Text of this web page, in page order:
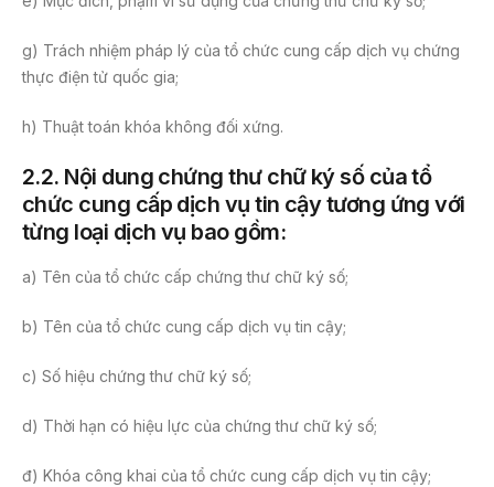
g) Trách nhiệm pháp lý của tổ chức cung cấp dịch vụ chứng
thực điện tử quốc gia;
h) Thuật toán khóa không đối xứng.
2.2. Nội dung chứng thư chữ ký số của tổ
chức cung cấp dịch vụ tin cậy tương ứng với
từng loại dịch vụ bao gồm:
a) Tên của tổ chức cấp chứng thư chữ ký số;
b) Tên của tổ chức cung cấp dịch vụ tin cậy;
c) Số hiệu chứng thư chữ ký số;
d) Thời hạn có hiệu lực của chứng thư chữ ký số;
đ) Khóa công khai của tổ chức cung cấp dịch vụ tin cậy;